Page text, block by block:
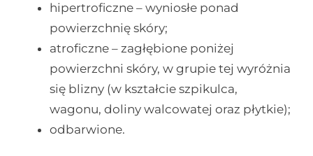
hipertroficzne – wyniosłe ponad
powierzchnię skóry;
atroficzne – zagłębione poniżej
powierzchni skóry, w grupie tej wyróżnia
się blizny (w kształcie szpikulca,
wagonu, doliny walcowatej oraz płytkie);
odbarwione.